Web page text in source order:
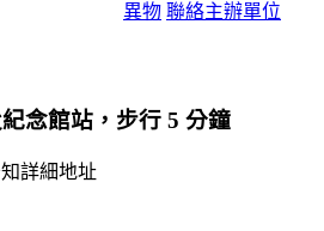
異物 聯絡主辦單位
念館站，步行 5 分鐘
詳細地址